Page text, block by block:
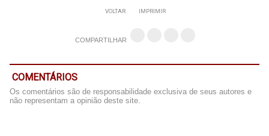
VOLTAR IMPRIMIR
COMPARTILHAR
COMENTÁRIOS
Os comentários são de responsabilidade exclusiva de seus autores e
não representam a opinião deste site.